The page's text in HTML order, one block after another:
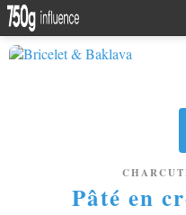
Pâté en